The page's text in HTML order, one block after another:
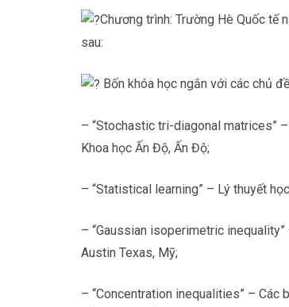
Chương trình: Trường Hè Quốc tế
sau:
Bốn khóa học ngắn với các chủ
– “Stochastic tri-diagonal matrices”
Khoa học Ấn Độ, Ấn Độ;
– “Statistical learning” – Lý thuyết
– “Gaussian isoperimetric
Austin Texas, Mỹ;
– “Concentration inequalities” – Các